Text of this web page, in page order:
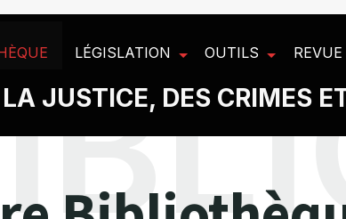
LÉGISLATION OUTILS REVUE
JUSTICE, DES CRIMES